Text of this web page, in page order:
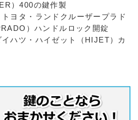
）400の鍵作製
トヨタ・ランドクルーザープラド
）ハンドルロック開錠
イハツ・ハイゼット（HIJET）カ